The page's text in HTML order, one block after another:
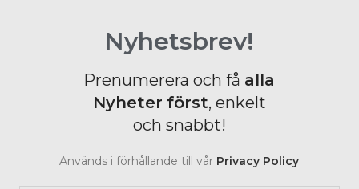
Nyhetsbrev!
Prenumerera och få alla
Nyheter först, enkelt
och snabbt!
Används i förhållande till vår Privacy Policy